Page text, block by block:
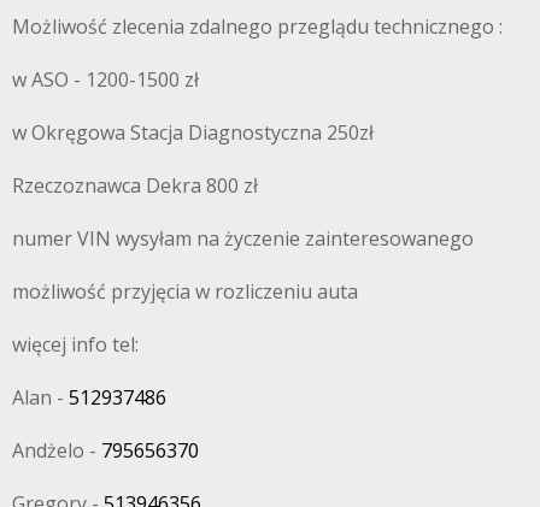
Możliwość zlecenia zdalnego przeglądu technicznego :
w ASO - 1200-1500 zł
w Okręgowa Stacja Diagnostyczna 250zł
Rzeczoznawca Dekra 800 zł
numer VIN wysyłam na życzenie zainteresowanego
możliwość przyjęcia w rozliczeniu auta
więcej info tel:
Alan - 512937486
Andżelo - 795656370